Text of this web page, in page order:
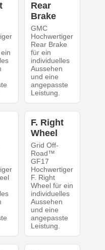
Rear
Brake
GMC
Hochwertiger
Rear Brake
für ein
individuelles
Aussehen
und eine
angepasste
Leistung.
F. Right
Wheel
Grid Off-
Road™
GF17
Hochwertiger
F. Right
Wheel für ein
individuelles
Aussehen
und eine
angepasste
Leistung.